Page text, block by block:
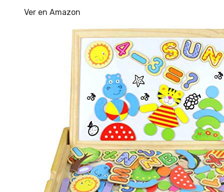
Ver en Amazon